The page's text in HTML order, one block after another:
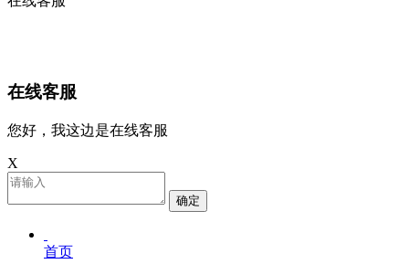
在线客服
您好，我这边是在线客服
X
确定
首页